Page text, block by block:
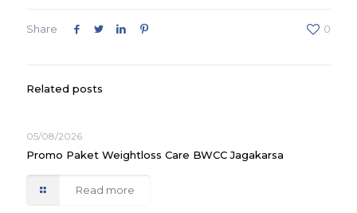
Share 0
Related posts
05/08/2026
Promo Paket Weightloss Care BWCC Jagakarsa
Read more